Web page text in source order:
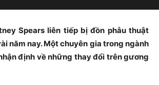
Spears liên tiếp bị đồn phẫu thuật
năm nay. Một chuyên gia trong ngành
định về những thay đổi trên gương